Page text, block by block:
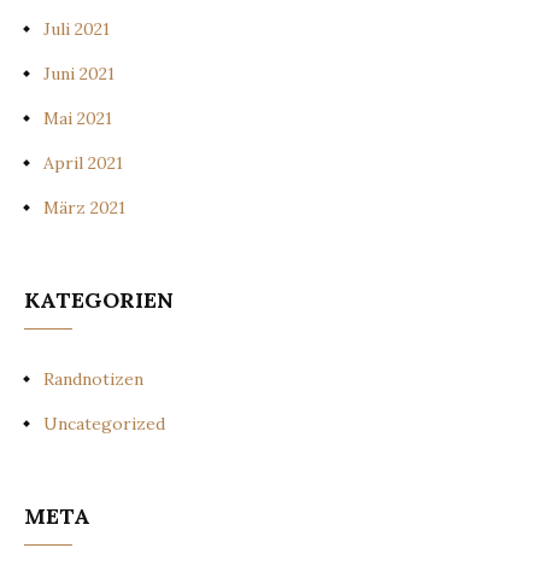
Juli 2021
Juni 2021
Mai 2021
April 2021
März 2021
KATEGORIEN
Randnotizen
Uncategorized
META